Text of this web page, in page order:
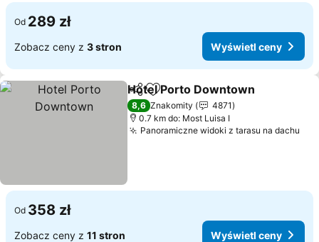
Od 289 zł
Zobacz ceny z 3 stron Wyświetl ceny
Udostępnij
Dodaj do ulubionych
Hotel Porto Downtown
8,6 Znakomity
4871
0.7 km do: Most Luisa I
Panoramiczne widoki z tarasu na dachu
Od 358 zł
Zobacz ceny z 11 stron Wyświetl ceny